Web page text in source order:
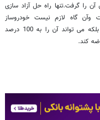
را گرفت.تنها راه حل آزاد سازی
وآن گاه لازم نیست خودروساز
محصولش را پنج درصد زیر قیمت بفروشد؛ بلکه می تواند آن را به 100 درصد
کند.